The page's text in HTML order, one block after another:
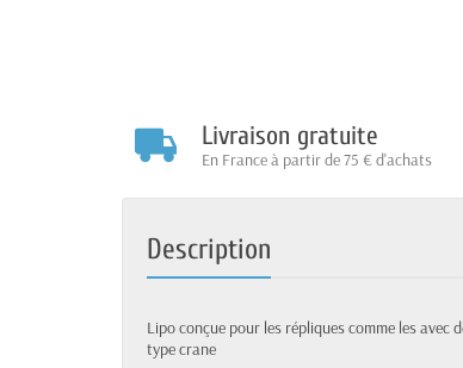
Livraison gratuite
En France à partir de 75 € d'achats
Description
Lipo conçue pour les répliques comme les avec
type crane